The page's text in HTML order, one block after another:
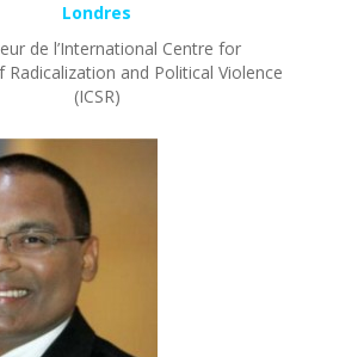
Londres
de l’International Centre for
Radicalization and Political Violence
(ICSR)